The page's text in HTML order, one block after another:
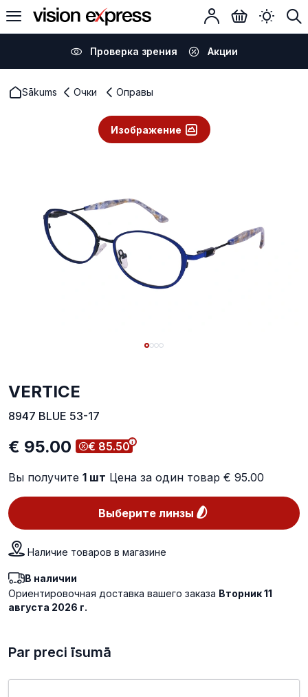
Проверка зрения Акции
Sākums Очки Оправы
Изображение
VERTICE
8947 BLUE 53-17
€ 95.00 € 85.50
Вы получите 1 шт Цена за один товар € 95.00
Выберите линзы
Наличие товаров в магазине
В наличии
Ориентировочная доставка вашего заказа Вторник 11
августа 2026 г.
Par preci īsumā